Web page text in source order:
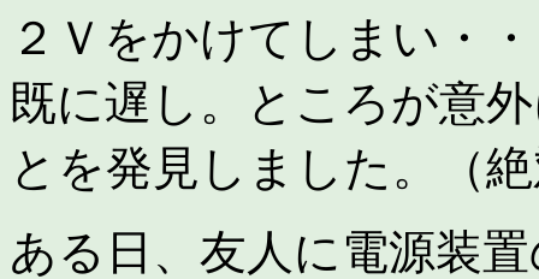
２Ｖをかけてしまい・
既に遅し。ところが意
とを発見しました。（
ある日、友人に電源装